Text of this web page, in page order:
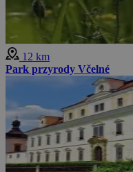
12 km
Park przyrody Včelné